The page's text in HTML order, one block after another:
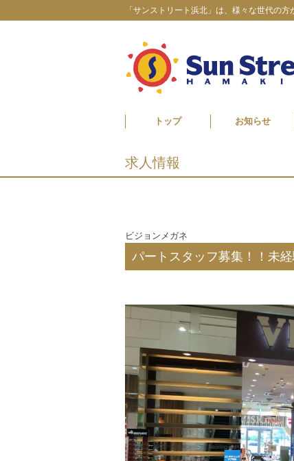
「サンストリート浜北」は、様々な世代の
トップ お知らせ
求人情報
ビジョンメガネ
パートスタッフ募集！！未経